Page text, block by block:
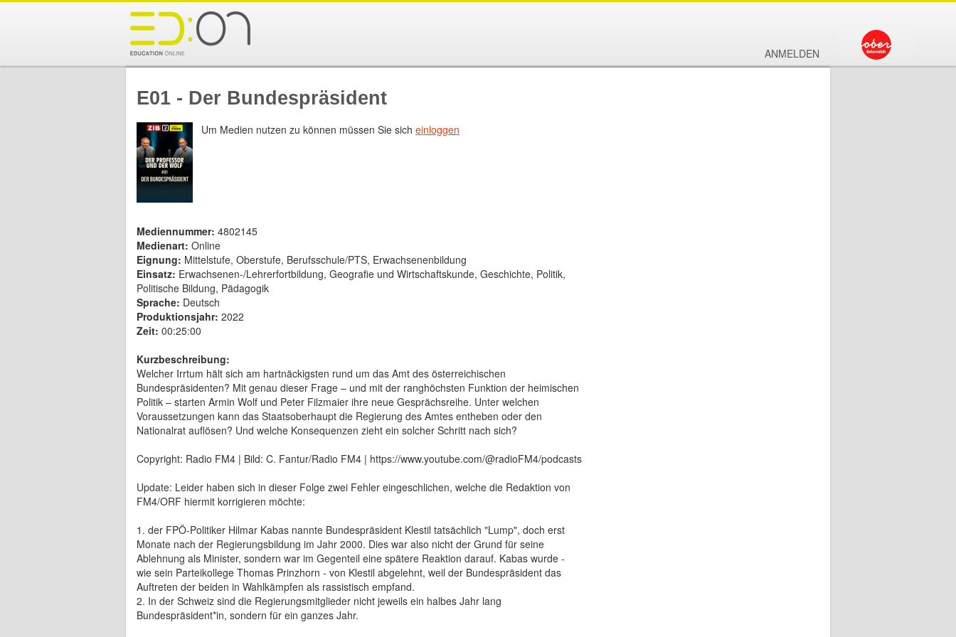
ANMELDEN
E01 - Der Bundespräsident
Um Medien nutzen zu können müssen Sie sich einloggen
Mediennummer: 4802145
Medienart: Online
Eignung: Mittelstufe, Oberstufe, Berufsschule/PTS, Erwachsenenbildung
Einsatz: Erwachsenen-/Lehrerfortbildung, Geografie und Wirtschaftskunde, Geschichte, Politik,
Politische Bildung, Pädagogik
Sprache: Deutsch
Produktionsjahr: 2022
Zeit: 00:25:00
Kurzbeschreibung:
Welcher Irrtum hält sich am hartnäckigsten rund um das Amt des österreichischen
Bundespräsidenten? Mit genau dieser Frage – und mit der ranghöchsten Funktion der heimischen
Politik – starten Armin Wolf und Peter Filzmaier ihre neue Gesprächsreihe. Unter welchen
Voraussetzungen kann das Staatsoberhaupt die Regierung des Amtes entheben oder den
Nationalrat auflösen? Und welche Konsequenzen zieht ein solcher Schritt nach sich?
Copyright: Radio FM4 | Bild: C. Fantur/Radio FM4 | https://www.youtube.com/@radioFM4/podcasts
Update: Leider haben sich in dieser Folge zwei Fehler eingeschlichen, welche die Redaktion von
FM4/ORF hiermit korrigieren möchte:
1. der FPÖ-Politiker Hilmar Kabas nannte Bundespräsident Klestil tatsächlich "Lump", doch erst
Monate nach der Regierungsbildung im Jahr 2000. Dies war also nicht der Grund für seine
Ablehnung als Minister, sondern war im Gegenteil eine spätere Reaktion darauf. Kabas wurde -
wie sein Parteikollege Thomas Prinzhorn - von Klestil abgelehnt, weil der Bundespräsident das
Auftreten der beiden in Wahlkämpfen als rassistisch empfand.
2. In der Schweiz sind die Regierungsmitglieder nicht jeweils ein halbes Jahr lang
Bundespräsident*in, sondern für ein ganzes Jahr.